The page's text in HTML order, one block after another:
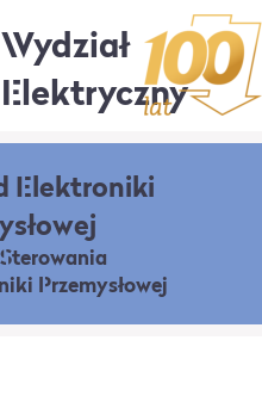
Wydział
Elektryczny
Elektroniki
Przemysłowej